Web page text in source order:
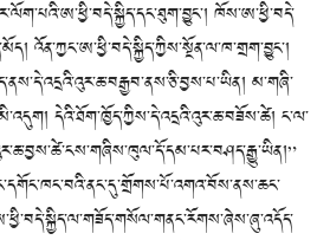
ཁོས་ཨ་ཕྱི་བདེ་
འོན་ཀྱང་ཨ་ཕྱི་བདེ་སྐྱིད་ཀྱིས་སྔོན་ལ་ཁ་གྲག་བྱུང་།
མ་གཞི་
དེའི་ཐོག་ཁྱོད་ཀྱིས་དེ་འདྲའི་འུར་ཆ་བཟོས་ཚེ། ང་ལ་